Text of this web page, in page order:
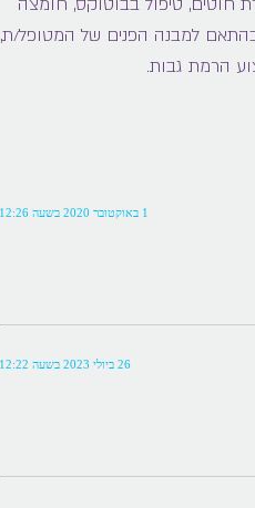
בהתאם למבנה הפנים של המטופל/ת,
הרמת גבות.
1 באוקטובר 2020 בשעה 12:26
26 ביולי 2023 בשעה 12:22